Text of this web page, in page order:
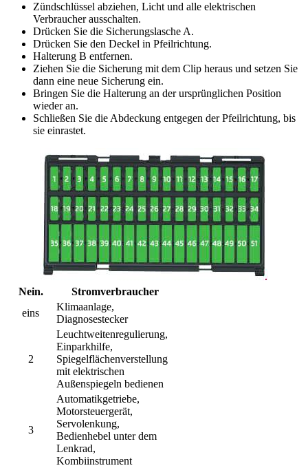
Zündschlüssel abziehen, Licht und alle elektrischen
Verbraucher ausschalten.
Drücken Sie die Sicherungslasche A.
Drücken Sie den Deckel in Pfeilrichtung.
Halterung B entfernen.
Ziehen Sie die Sicherung mit dem Clip heraus und setzen Sie
dann eine neue Sicherung ein.
Bringen Sie die Halterung an der ursprünglichen Position
wieder an.
Schließen Sie die Abdeckung entgegen der Pfeilrichtung, bis
sie einrastet.
Nein.
Stromverbraucher
eins
Klimaanlage,
Diagnosestecker
2
Leuchtweitenregulierung,
Einparkhilfe,
Spiegelflächenverstellung
mit elektrischen
Außenspiegeln bedienen
3
Automatikgetriebe,
Motorsteuergerät,
Servolenkung,
Bedienhebel unter dem
Lenkrad,
Kombiinstrument